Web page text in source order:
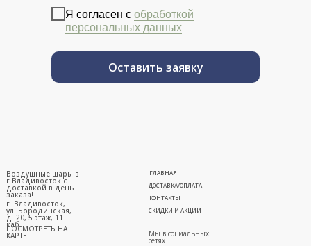
Я согласен с обработкой
персональных данных
Оставить заявку
г. Владивосток,
ул. Бородинская,
д. 20, 5 этаж, 11
каб.
ПОСМОТРЕТЬ НА
КАРТЕ
ГЛАВНАЯ
ДОСТАВКА/ОПЛАТА
СКИДКИ И АКЦИИ
КОНТАКТЫ
Воздушные шары в
г.Владивосток с
доставкой в день
заказа!
Мы в социальных
сетях